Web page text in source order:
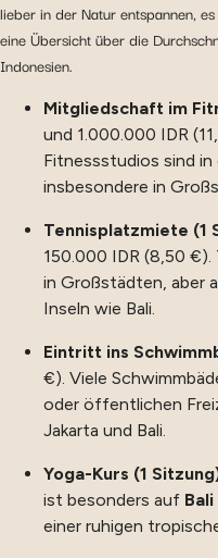
lieber in der Natur entspannen,
eine Übersicht über die
Indonesien.
Mitgliedschaft im
und 1.000.000 IDR
Fitnessstudios sind
insbesondere in
Tennisplatzmiete (1
150.000 IDR (8,50
in Großstädten, aber
Inseln wie Bali.
Eintritt ins
€). Viele
oder öffentlichen
Jakarta und Bali.
Yoga-Kurs (1
ist besonders auf Bali
einer ruhigen